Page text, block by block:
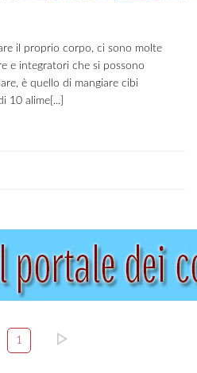
il proprio corpo, ci sono molte
e integratori che si possono
è quello di mangiare cibi
10 alime[...]
1